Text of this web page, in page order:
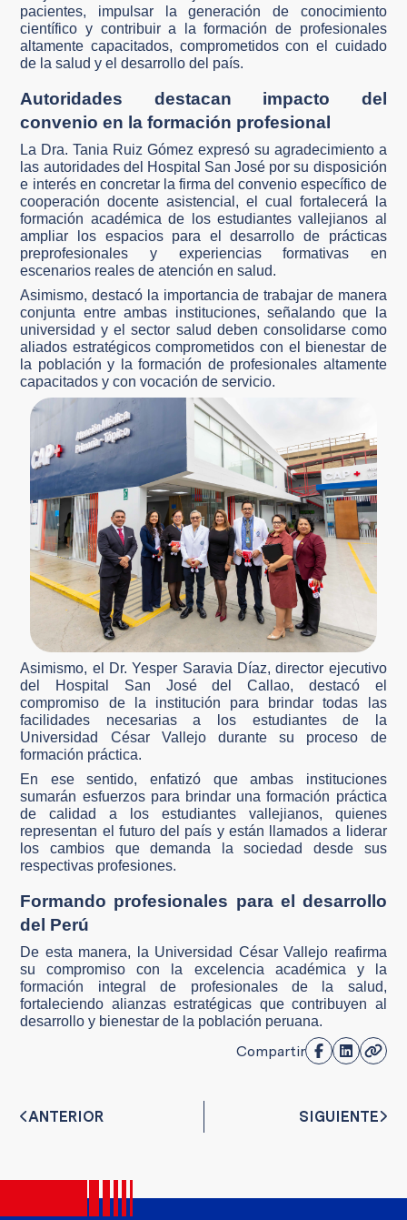
pacientes, impulsar la generación de conocimiento
científico y contribuir a la formación de profesionales
altamente capacitados, comprometidos con el cuidado
de la salud y el desarrollo del país.
Autoridades destacan impacto del
convenio en la formación profesional
La Dra. Tania Ruiz Gómez expresó su agradecimiento a
las autoridades del Hospital San José por su disposición
e interés en concretar la firma del convenio específico de
cooperación docente asistencial, el cual fortalecerá la
formación académica de los estudiantes vallejianos al
ampliar los espacios para el desarrollo de prácticas
preprofesionales y experiencias formativas en
escenarios reales de atención en salud.
Asimismo, destacó la importancia de trabajar de manera
conjunta entre ambas instituciones, señalando que la
universidad y el sector salud deben consolidarse como
aliados estratégicos comprometidos con el bienestar de
la población y la formación de profesionales altamente
capacitados y con vocación de servicio.
Asimismo, el Dr. Yesper Saravia Díaz, director ejecutivo
del Hospital San José del Callao, destacó el
compromiso de la institución para brindar todas las
facilidades necesarias a los estudiantes de la
Universidad César Vallejo durante su proceso de
formación práctica.
En ese sentido, enfatizó que ambas instituciones
sumarán esfuerzos para brindar una formación práctica
de calidad a los estudiantes vallejianos, quienes
representan el futuro del país y están llamados a liderar
los cambios que demanda la sociedad desde sus
respectivas profesiones.
Formando profesionales para el desarrollo
del Perú
De esta manera, la Universidad César Vallejo reafirma
su compromiso con la excelencia académica y la
formación integral de profesionales de la salud,
fortaleciendo alianzas estratégicas que contribuyen al
desarrollo y bienestar de la población peruana.
Compartir
ANTERIOR SIGUIENTE